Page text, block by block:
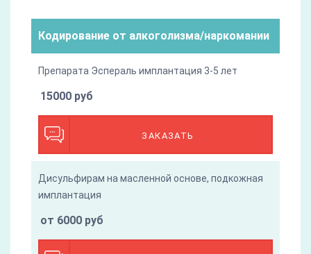
Кодирование от алкоголизма/наркомании
Препарата Эспераль имплантация 3-5 лет
ЗАКАЗАТЬ
15000 руб
Дисульфирам на масленной основе, подкожная
имплантация
от 6000 руб